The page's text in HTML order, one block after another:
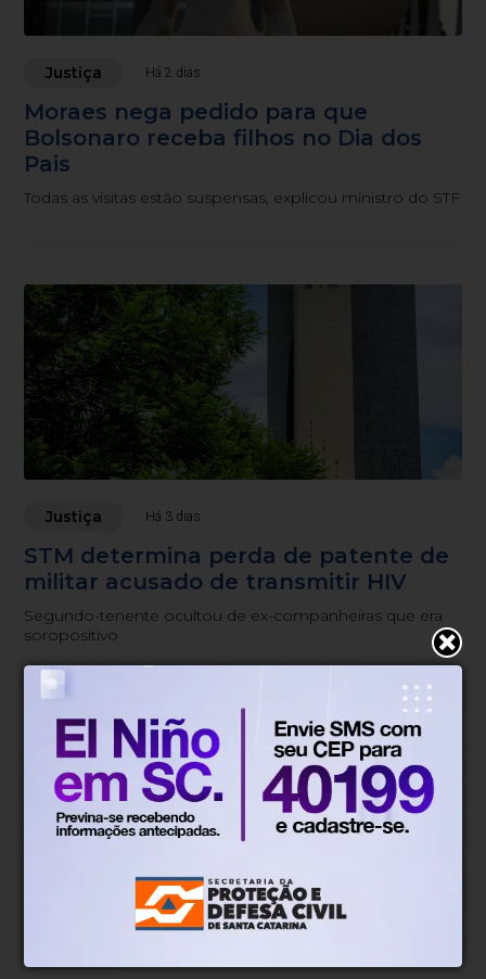
Justiça Há 2 dias
Moraes nega pedido para que
Bolsonaro receba filhos no Dia dos
Pais
Todas as visitas estão suspensas, explicou ministro do STF
Justiça Há 3 dias
STM determina perda de patente de
militar acusado de transmitir HIV
Segundo-tenente ocultou de ex-companheiras que era
soropositivo